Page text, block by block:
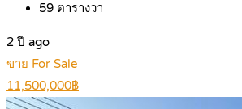
59 ตารางวา
2 ปี ago
ขาย For Sale
11,500,000฿